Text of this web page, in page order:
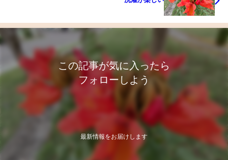
この記事が気に入ったら
フォローしよう
最新情報をお届けします